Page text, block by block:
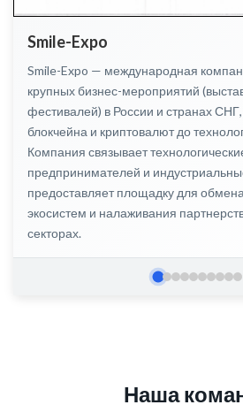
Smile-Expo
Smile-Expo — международная
крупных бизнес-мероприятий
фестивалей) в России и странах СНГ,
блокчейна и криптовалют до
Компания связывает
предпринимателей и
предоставляет площадку для
экосистем и налаживания
секторах.
Слайд 1
Слайд 2
Слайд 3
Слайд 4
Слайд 5
Слайд 6
Слайд
Наша